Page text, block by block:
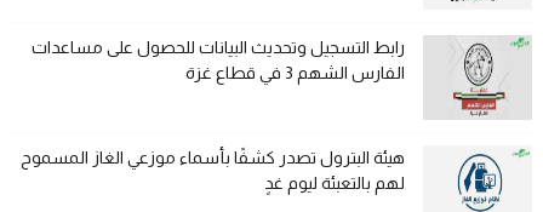
رابط التسجيل وتحديث البيانات للحصول على مساعدات
الفارس الشهم 3 في قطاع غزة
هيئة البترول تصدر كشفًا بأسماء موزعي الغاز المسموح
لهم بالتعبئة ليوم غدٍ